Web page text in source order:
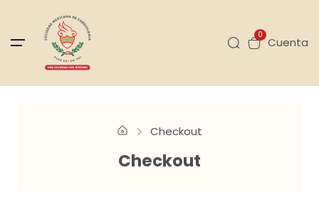
0
Cuenta
Checkout
Checkout